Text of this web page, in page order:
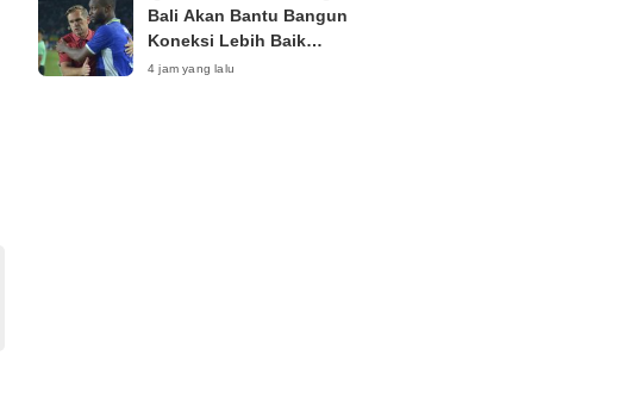
Bali Akan Bantu Bangun
Koneksi Lebih Baik
Antarpemain Persib”
4 jam yang lalu